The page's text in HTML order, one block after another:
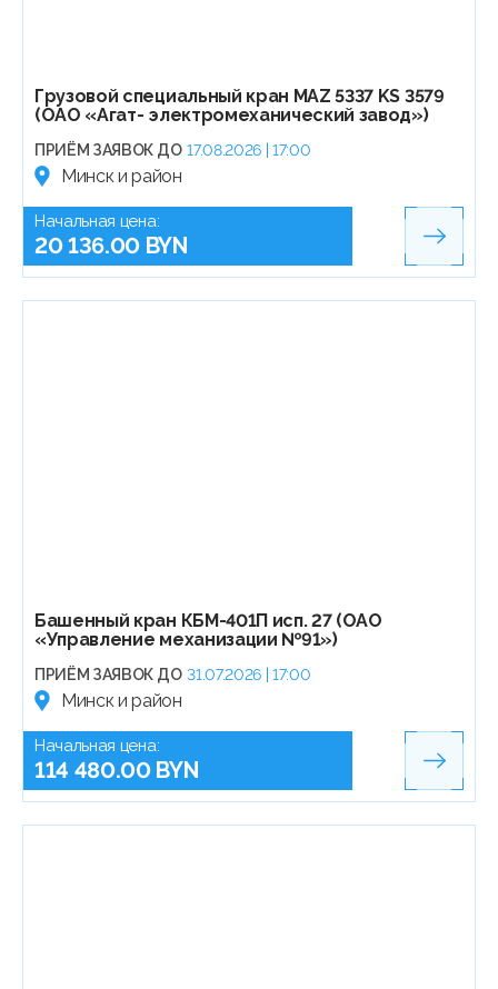
Грузовой специальный кран MAZ 5337 KS 3579
(ОАО «Агат- электромеханический завод»)
ПРИЁМ ЗАЯВОК ДО 17.08.2026 | 17:00
Минск и район
Начальная цена:
20 136.00 BYN
Башенный кран КБМ-401П исп. 27 (ОАО
«Управление механизации №91»)
ПРИЁМ ЗАЯВОК ДО 31.07.2026 | 17:00
Минск и район
Начальная цена:
114 480.00 BYN